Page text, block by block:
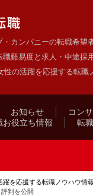
・カンパニーの転職希望
職難易度と求人・中途採
性の活躍を応援する転職
お知らせ コン
お役立ち情報
転
躍を応援する転職ノウハウ情
判を公開